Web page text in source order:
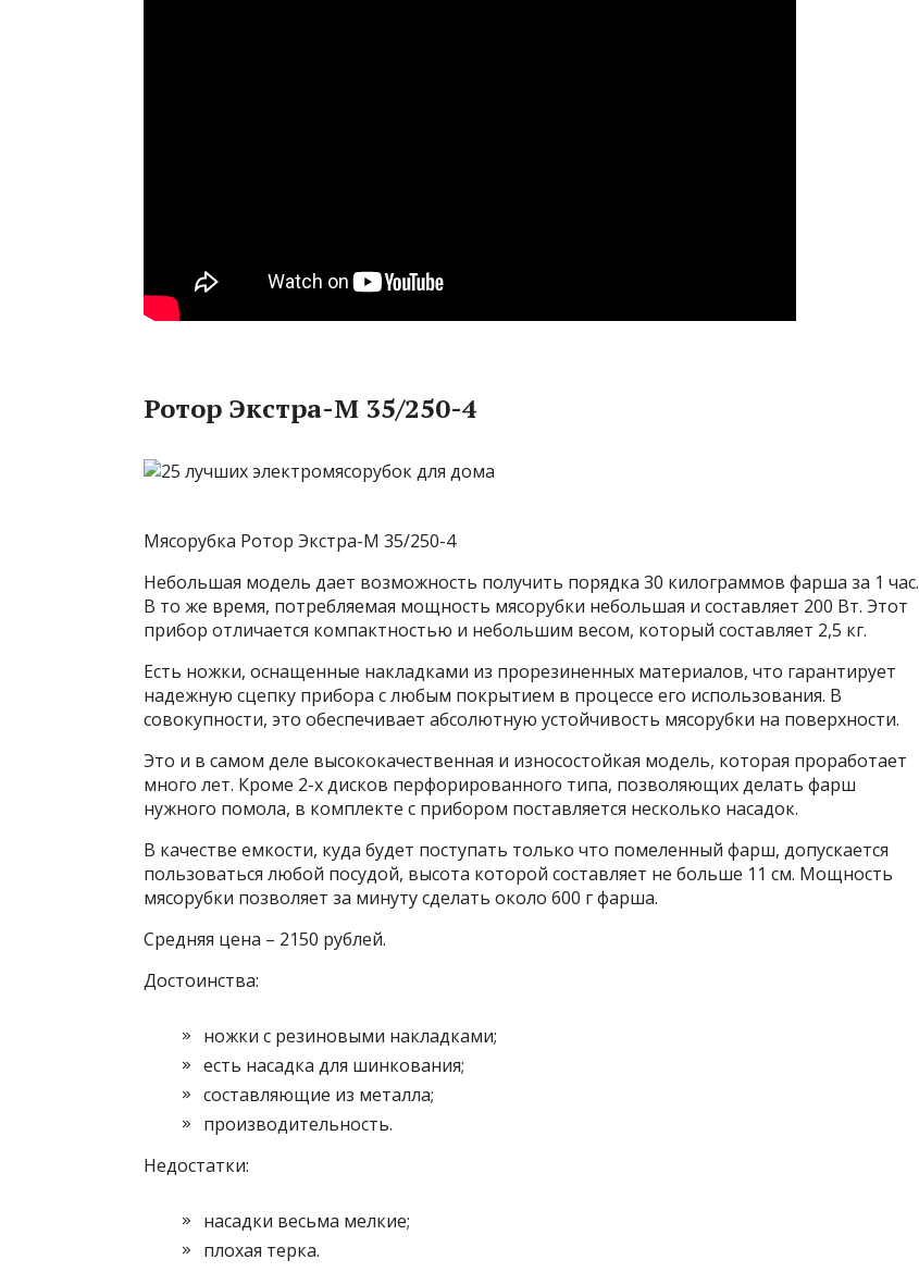
Ротор Экстра-М 35/250-4
Мясорубка Ротор Экстра-М 35/250-4
Небольшая модель дает возможность получить порядка 30 килограммов фарша за 1 час.
В то же время, потребляемая мощность мясорубки небольшая и составляет 200 Вт. Этот
прибор отличается компактностью и небольшим весом, который составляет 2,5 кг.
Есть ножки, оснащенные накладками из прорезиненных материалов, что гарантирует
надежную сцепку прибора с любым покрытием в процессе его использования. В
совокупности, это обеспечивает абсолютную устойчивость мясорубки на поверхности.
Это и в самом деле высококачественная и износостойкая модель, которая проработает
много лет. Кроме 2-х дисков перфорированного типа, позволяющих делать фарш
нужного помола, в комплекте с прибором поставляется несколько насадок.
В качестве емкости, куда будет поступать только что помеленный фарш, допускается
пользоваться любой посудой, высота которой составляет не больше 11 см. Мощность
мясорубки позволяет за минуту сделать около 600 г фарша.
Средняя цена – 2150 рублей.
Достоинства:
ножки с резиновыми накладками;
есть насадка для шинкования;
составляющие из металла;
производительность.
Недостатки:
насадки весьма мелкие;
плохая терка.